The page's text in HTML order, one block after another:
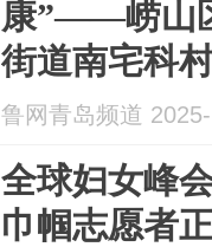
康”——崂山
街道南宅科
问活动
鲁网青岛频道
全球妇女峰
巾帼志愿者